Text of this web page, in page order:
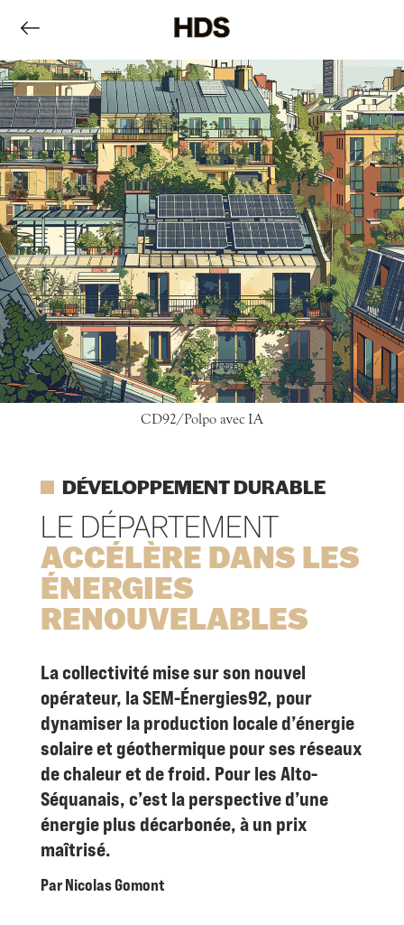
CD92/Polpo avec IA
DÉVELOPPEMENT DURABLE
LE DÉPARTEMENT
ACCÉLÈRE DANS LES
ÉNERGIES
RENOUVELABLES
La collectivité mise sur son nouvel
opérateur, la SEM-Énergies92, pour
dynamiser la production locale d’énergie
solaire et géothermique pour ses réseaux
de chaleur et de froid. Pour les Alto-
Séquanais, c’est la perspective d’une
énergieplus décarbonée, à un prix
maîtrisé.
Par Nicolas Gomont